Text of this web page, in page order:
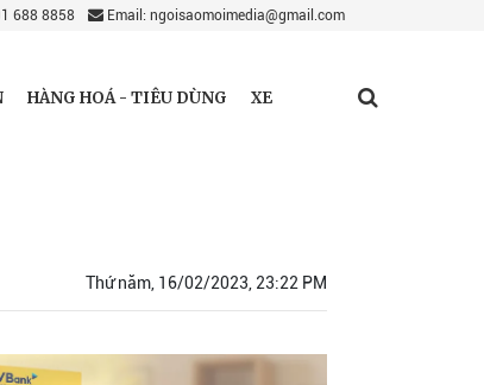
688 8858 Email: ngoisaomoimedia@gmail.com
HÀNG HOÁ - TIÊU DÙNG XE
Thứ năm, 16/02/2023, 23:22 PM